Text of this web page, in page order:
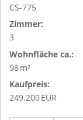
CS-775
Zimmer:
3
Wohnfläche ca.:
98 m²
Kaufpreis:
249.200 EUR